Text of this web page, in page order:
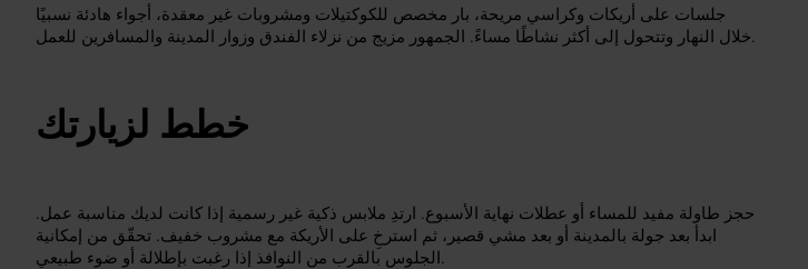
جلسات على أريكات وكراسي مريحة، بار مخصص للكوكتيلات ومشروبات غير معقدة، أجواء هادئة نسبيًا
خلال النهار وتتحول إلى أكثر نشاطًا مساءً. الجمهور مزيج من نزلاء الفندق وزوار المدينة والمسافرين للعمل.
خطط لزيارتك
حجز طاولة مفيد للمساء أو عطلات نهاية الأسبوع. ارتدِ ملابس ذكية غير رسمية إذا كانت لديك مناسبة عمل.
ابدأ بعد جولة بالمدينة أو بعد مشي قصير، ثم استرخِ على الأريكة مع مشروب خفيف. تحقّق من إمكانية
الجلوس بالقرب من النوافذ إذا رغبت بإطلالة أو ضوء طبيعي.